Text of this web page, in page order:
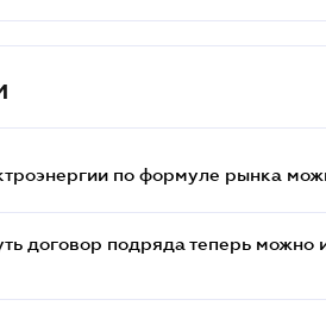
по формуле рынка
договор подряда теперь